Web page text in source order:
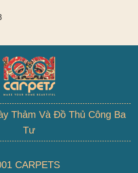
Thảm Và Đồ Thủ Công Ba
Tư
CARPETS